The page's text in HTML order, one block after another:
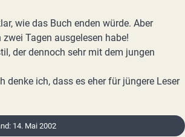
wie das Buch enden würde. Aber
Tagen ausgelesen habe!
der dennoch sehr mit dem jungen
denke ich, dass es eher für jüngere Leser
14. Mai 2002